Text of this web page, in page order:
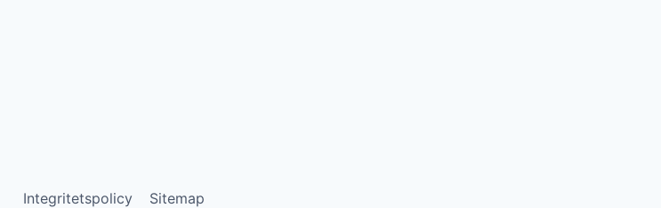
Integritetspolicy Sitemap